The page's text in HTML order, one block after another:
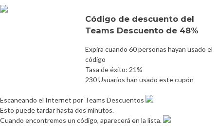
Código de descuento del
Teams Descuento de 48%
Expira cuando 60 personas hayan usado el
código
Tasa de éxito: 21%
230 Usuarios han usado este cupón
Escaneando el Internet por Teams Descuentos
Esto puede tardar hasta dos minutos.
Cuando encontremos un código, aparecerá en la lista.